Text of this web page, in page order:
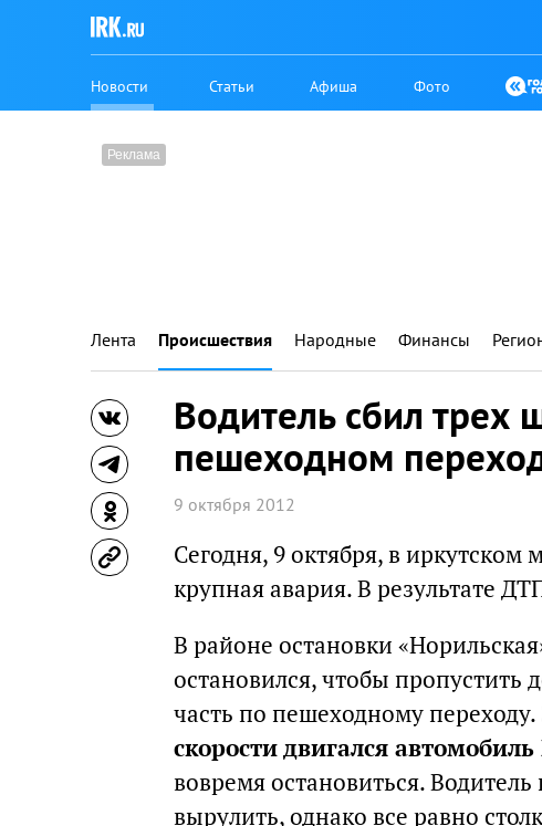
Новости Статьи Афиша Фото
Лента Происшествия Народные Финансы
Водитель сбил трех
пешеходном
9 октября 2012
Сегодня, 9 октября, в
крупная авария. В результате
В районе остановки
остановился, чтобы пропустить
часть по пешеходному
скорости двигался
вовремя остановиться.
вырулить, однако все равно